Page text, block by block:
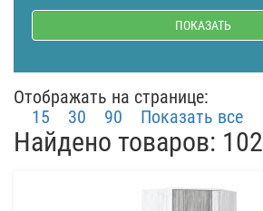
Отображать на странице:
15
30 90 Показать все
Найдено товаров: 102